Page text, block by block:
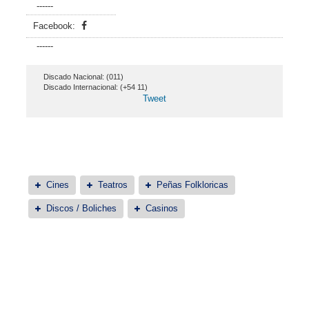
------
Facebook:
------
Discado Nacional: (011)
Discado Internacional: (+54 11)
Tweet
Cines Teatros Peñas Folkloricas
Discos / Boliches Casinos